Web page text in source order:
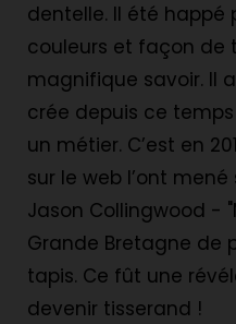
dentelle. Il été happé
couleurs et façon
magnifique savoir. Il
crée depuis ce
un métier. C’est en
sur le web l’ont
Jason Collingwood -
Grande Bretagne de
tapis. Ce fût une
devenir tisserand !